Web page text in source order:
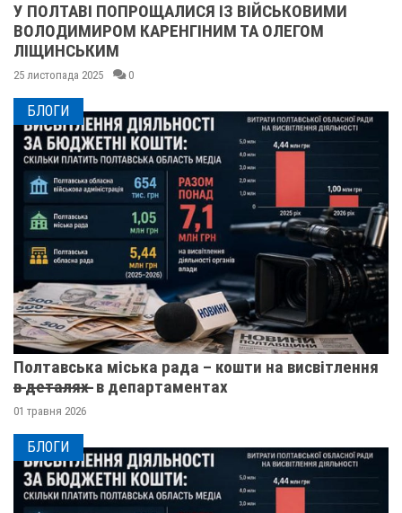
ПІСЛЯ ДВОХ ШАХЕДІВ. ЯК
СУМСЬКЕ УЧИЛИЩЕ
БЛОГИ
Полтавська міська рада – кошти на висвітлення
в̶ ̶д̶е̶т̶а̶л̶я̶х̶ ̶ в департаментах
01 травня 2026
БЛОГИ